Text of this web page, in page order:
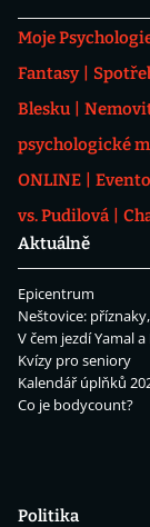
Moje
Fantasy
Blesku
psychologické
ONLINE
vs. Pudilová
Aktuálně
Epicentrum
Neštovice:
V čem jezdí Yamal a
Kvízy pro seniory
Kalendář úplňků
Co je bodycount?
Politika